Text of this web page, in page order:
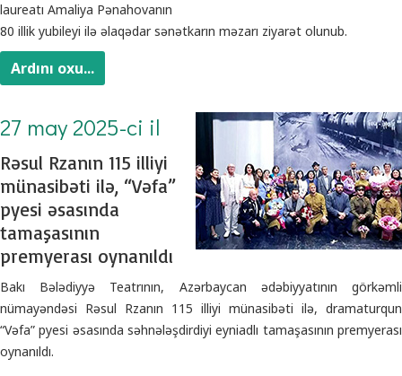
laureatı Amaliya Pənahovanın
80 illik yubileyi ilə əlaqədar sənətkarın məzarı ziyarət olunub.
Ardını oxu...
27 may 2025-ci il
Rəsul Rzanın 115 illiyi
münasibəti ilə, “Vəfa”
pyesi əsasında
tamaşasının
premyerası oynanıldı
Bakı Bələdiyyə Teatrının, Azərbaycan ədəbiyyatının görkəmli
nümayəndəsi Rəsul Rzanın 115 illiyi münasibəti ilə, dramaturqun
“Vəfa” pyesi əsasında səhnələşdirdiyi eyniadlı tamaşasının premyerası
oynanıldı.